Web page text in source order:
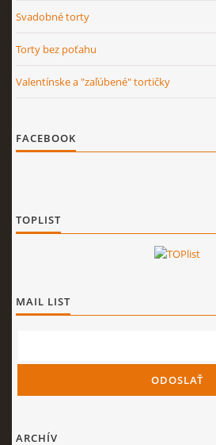
Svadobné torty
Torty bez poťahu
Valentínske a "zaľúbené" tortičky
FACEBOOK
TOPLIST
MAIL LIST
ARCHÍV